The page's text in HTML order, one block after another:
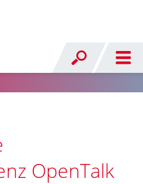
OpenTalk